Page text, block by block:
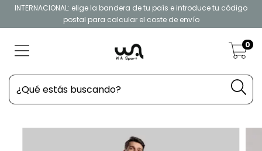
INTERNACIONAL: elige la bandera de tu país e introduce tu código
postal para calcular el coste de envío
0